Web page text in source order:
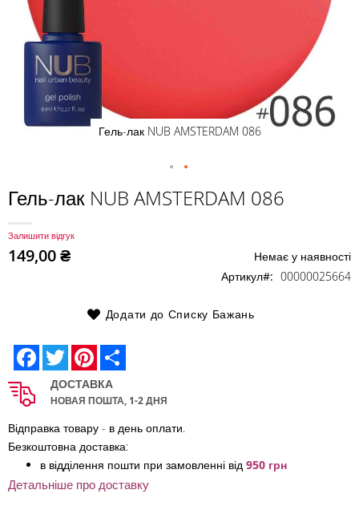
Гель-лак NUB AMSTERDAM 086
до
галереї
зображень
Гель-лак NUB AMSTERDAM 086
Залишити відгук
149,00 ₴
Немає у наявності
Артикул
00000025664
Додати до Списку Бажань
Facebook
Twitter Pinterest
ДОСТАВКА
НОВАЯ ПОШТА, 1-2 ДНЯ
Відправка товару - в день оплати.
Безкоштовна доставка:
в відділення пошти при замовленні від 950 грн
Детальніше про доставку